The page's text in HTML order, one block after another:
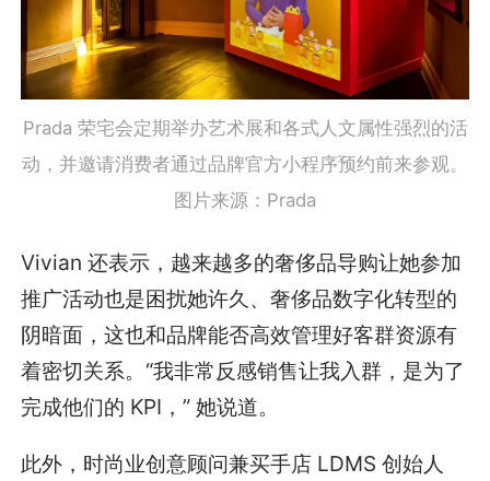
Prada 荣宅会定期举办艺术展和各式人文属性强烈的活
动，并邀请消费者通过品牌官方小程序预约前来参观。
图片来源：Prada
Vivian 还表示，越来越多的奢侈品导购让她参加
推广活动也是困扰她许久、奢侈品数字化转型的
阴暗面，这也和品牌能否高效管理好客群资源有
着密切关系。“我非常反感销售让我入群，是为了
完成他们的 KPI，” 她说道。
此外，时尚业创意顾问兼买手店 LDMS 创始人